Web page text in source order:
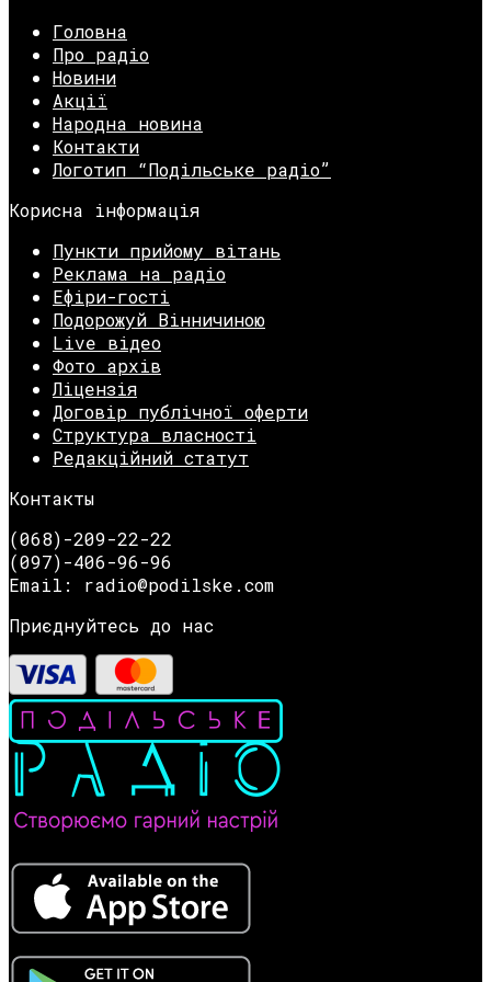
Головна
Про радіо
Новини
Акції
Народна новина
Контакти
Логотип “Подільське радіо”
Корисна інформація
Пункти прийому вітань
Реклама на радіо
Ефіри-гості
Подорожуй Вінничиною
Live відео
Фото архів
Ліцензія
Договір публічної оферти
Структура власності
Редакційний статут
Контакты
(068)-209-22-22
(097)-406-96-96
Email: radio@podilske.com
Приєднуйтесь до нас